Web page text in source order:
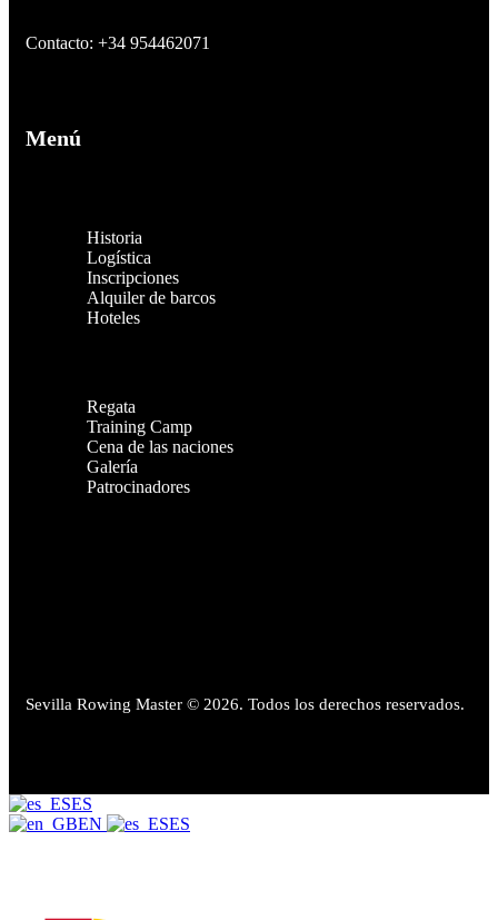
Contacto: +34 954462071
Menú
Historia
Logística
Inscripciones
Alquiler de barcos
Hoteles
Regata
Training Camp
Cena de las naciones
Galería
Patrocinadores
Sevilla Rowing Master © 2026. Todos los derechos reservados.
ES
EN
ES